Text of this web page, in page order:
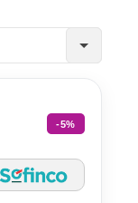
-5%